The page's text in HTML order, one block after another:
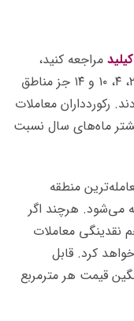
مراجعه کنید،
خواهید دید در سه ماه گذشته مناطق ۵، ۲، ۴، ۱۰ و ۱۴ جز مناطق
رکوردداران معاملات
ماه‌های سال نسبت
عنوان پر معامله‌ترین منطقه
می‌شود. هرچند اگر
نقدینگی معاملات
کرد. قابل
توجه به میانگین قیمت هر مترمربع